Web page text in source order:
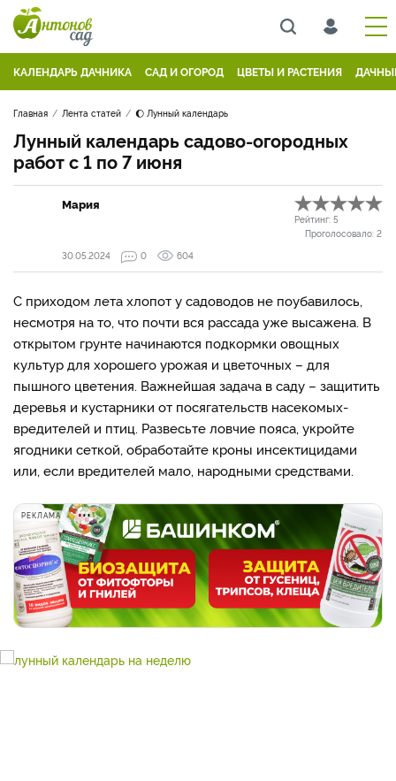
КАЛЕНДАРЬ ДАЧНИКА САД И ОГОРОД ЦВЕТЫ И РАСТЕНИЯ
Главная Лента статей 🌔 Лунный календарь
Лунный календарь садово-огородных
работ с 1 по 7 июня
Мария
Рейтинг: 5
Проголосовало: 2
30.05.2024
0 604
С приходом лета хлопот у садоводов не поубавилось,
несмотря на то, что почти вся рассада уже высажена. В
открытом грунте начинаются подкормки овощных
культур для хорошего урожая и цветочных – для
пышного цветения. Важнейшая задача в саду – защитить
деревья и кустарники от посягательств насекомых-
вредителей и птиц. Развесьте ловчие пояса, укройте
ягодники сеткой, обработайте кроны инсектицидами
или, если вредителей мало, народными средствами.
РЕКЛАМА